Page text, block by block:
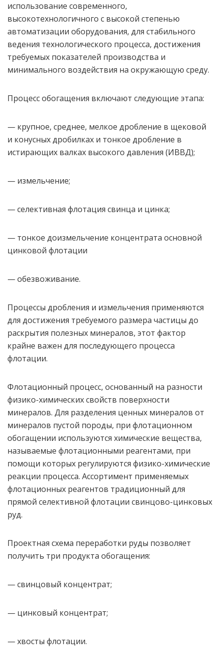
использование современного,
высокотехнологичного с высокой степенью
автоматизации оборудования, для стабильного
ведения технологического процесса, достижения
требуемых показателей производства и
минимального воздействия на окружающую среду.
Процесс обогащения включают следующие этапа:
— крупное, среднее, мелкое дробление в щековой
и конусных дробилках и тонкое дробление в
истирающих валках высокого давления (ИВВД);
— измельчение;
— селективная флотация свинца и цинка;
— тонкое доизмельчение концентрата основной
цинковой флотации
— обезвоживание.
Процессы дробления и измельчения применяются
для достижения требуемого размера частицы до
раскрытия полезных минералов, этот фактор
крайне важен для последующего процесса
флотации.
Флотационный процесс, основанный на разности
физико-химических свойств поверхности
минералов. Для разделения ценных минералов от
минералов пустой породы, при флотационном
обогащении используются химические вещества,
называемые флотационными реагентами, при
помощи которых регулируются физико-химические
реакции процесса. Ассортимент применяемых
флотационных реагентов традиционный для
прямой селективной флотации свинцово-цинковых
руд.
Проектная схема переработки руды позволяет
получить три продукта обогащения:
— свинцовый концентрат;
— цинковый концентрат;
— хвосты флотации.